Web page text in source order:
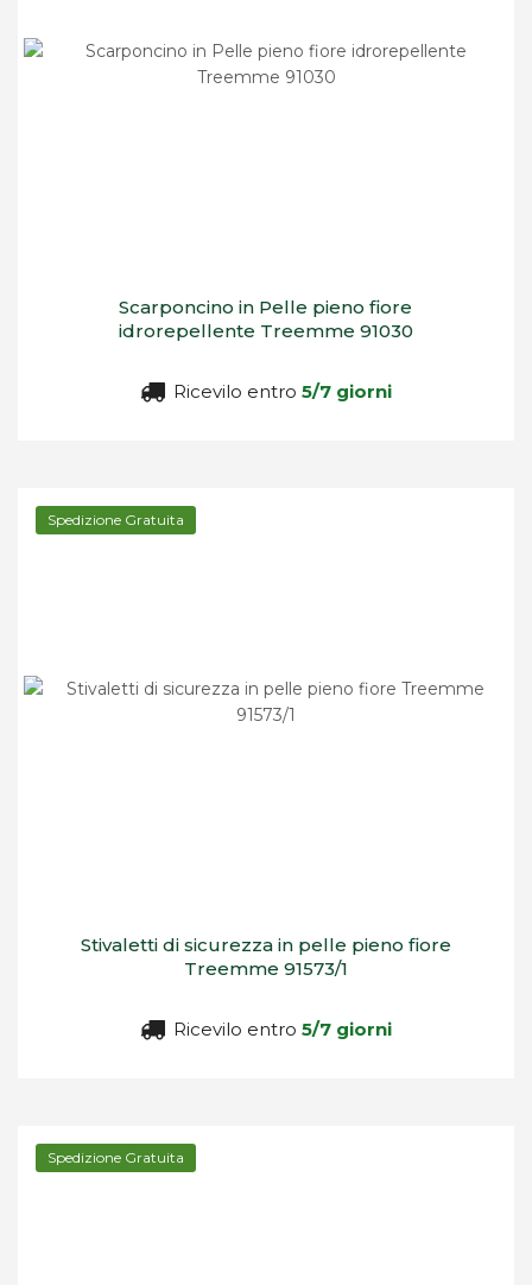
Scarponcino in Pelle pieno fiore
idrorepellente Treemme 91030
Ricevilo entro 5/7 giorni
Spedizione Gratuita
Stivaletti di sicurezza in pelle pieno fiore
Treemme 91573/1
Ricevilo entro 5/7 giorni
Spedizione Gratuita